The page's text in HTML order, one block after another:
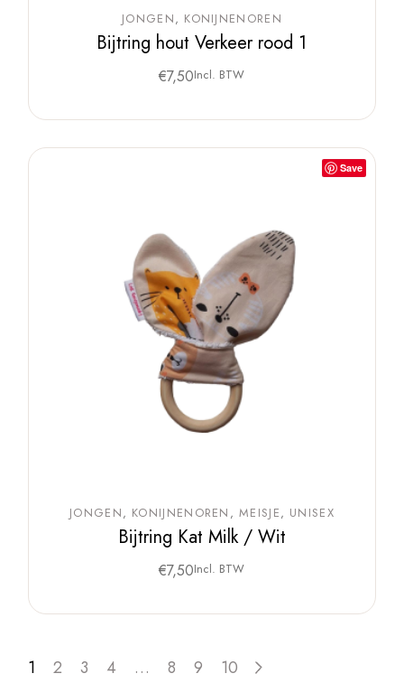
JONGEN KONIJNENOREN
Bijtring hout Verkeer rood 1
€7,50Incl. BTW
Save
JONGEN KONIJNENOREN MEISJE UNISEX
Bijtring Kat Milk / Wit
€7,50Incl. BTW
1 2 3 4 … 8 9 10